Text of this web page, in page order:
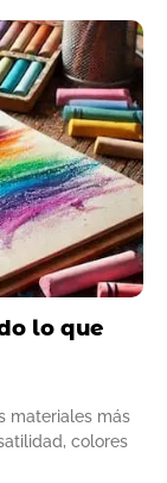
lo que
materiales más
colores